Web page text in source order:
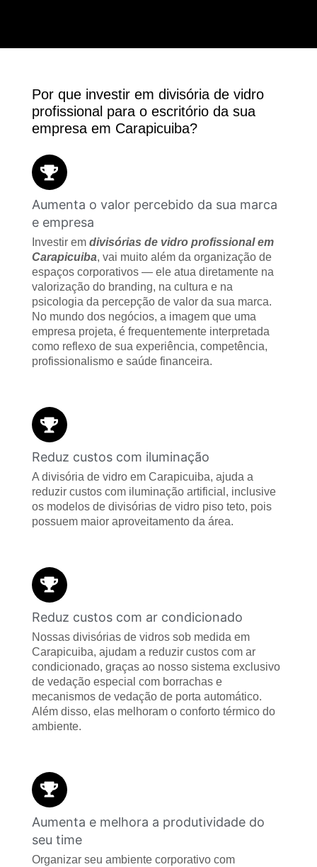
Por que investir em divisória de vidro
profissional para o escritório da sua
empresa em Carapicuiba?
Aumenta o valor percebido da sua marca
e empresa
Investir em divisórias de vidro profissional em
Carapicuiba, vai muito além da organização de
espaços corporativos — ele atua diretamente na
valorização do branding, na cultura e na
psicologia da percepção de valor da sua marca.
No mundo dos negócios, a imagem que uma
empresa projeta, é frequentemente interpretada
como reflexo de sua experiência, competência,
profissionalismo e saúde financeira.
Reduz custos com iluminação
A divisória de vidro em Carapicuiba, ajuda a
reduzir custos com iluminação artificial, inclusive
os modelos de divisórias de vidro piso teto, pois
possuem maior aproveitamento da área.
Reduz custos com ar condicionado
Nossas divisórias de vidros sob medida em
Carapicuiba, ajudam a reduzir custos com ar
condicionado, graças ao nosso sistema exclusivo
de vedação especial com borrachas e
mecanismos de vedação de porta automático.
Além disso, elas melhoram o conforto térmico do
ambiente.
Aumenta e melhora a produtividade do
seu time
Organizar seu ambiente corporativo com